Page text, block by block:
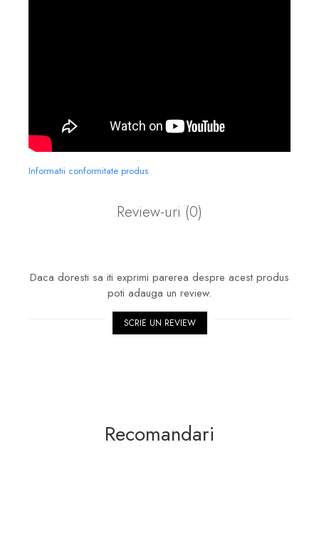
Informatii conformitate produs
Review-uri (0)
Daca doresti sa iti exprimi parerea despre acest produs
poti adauga un review.
SCRIE UN REVIEW
Recomandari